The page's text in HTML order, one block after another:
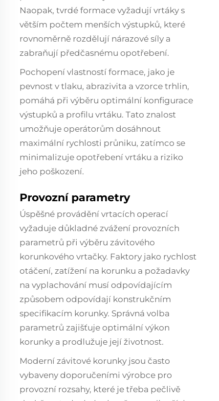
Naopak, tvrdé formace vyžadují vrtáky s
větším počtem menších výstupků, které
rovnoměrně rozdělují nárazové síly a
zabraňují předčasnému opotřebení.
Pochopení vlastností formace, jako je
pevnost v tlaku, abrazivita a vzorce trhlin,
pomáhá při výběru optimální konfigurace
výstupků a profilu vrtáku. Tato znalost
umožňuje operátorům dosáhnout
maximální rychlosti průniku, zatímco se
minimalizuje opotřebení vrtáku a riziko
jeho poškození.
Provozní parametry
Úspěšné provádění vrtacích operací
vyžaduje důkladné zvážení provozních
parametrů při výběru závitového
korunkového vrtačky. Faktory jako rychlost
otáčení, zatížení na korunku a požadavky
na vyplachování musí odpovídajícím
způsobem odpovídají konstrukčním
specifikacím korunky. Správná volba
parametrů zajišťuje optimální výkon
korunky a prodlužuje její životnost.
Moderní závitové korunky jsou často
vybaveny doporučeními výrobce pro
provozní rozsahy, které je třeba pečlivě